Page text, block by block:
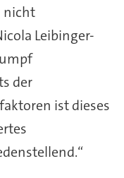
nicht
Leibinger-
der
ist dieses